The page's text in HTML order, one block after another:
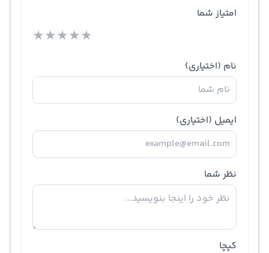
امتیاز شما
★★★★★
نام (اختیاری)
ایمیل (اختیاری)
نظر شما
کپچا